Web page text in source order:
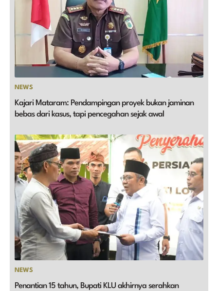
NEWS
Kajari Mataram: Pendampingan proyek bukan jaminan
bebas dari kasus, tapi pencegahan sejak awal
NEWS
Penantian 15 tahun, Bupati KLU akhirnya serahkan